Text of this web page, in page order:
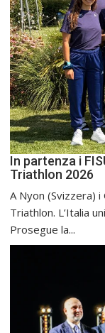
In partenza i
Triathlon 2026
A Nyon (Svizzera)
Triathlon. L’Italia
Prosegue la...